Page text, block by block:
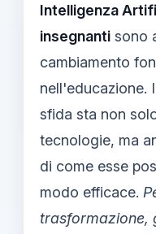
Intelligenza
insegnanti sono
cambiamento
nell'educazione.
sfida sta non
tecnologie, ma
di come esse
modo efficace.
trasformazione,